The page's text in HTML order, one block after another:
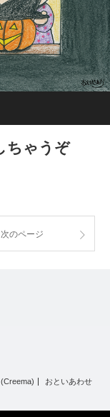
ちゃうぞ
次のページ
おといあわせ